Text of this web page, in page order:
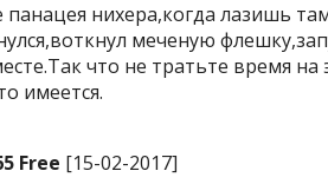
нихера,когда лазишь
меченую
что не тратьте время на
имеется.
Free [15-02-2017]